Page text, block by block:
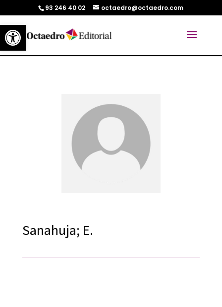
Abrir barra de herramientas
93 246 40 02 octaedro@octaedro.com
Sanahuja; E.